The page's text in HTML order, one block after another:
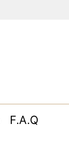
F.A.Q